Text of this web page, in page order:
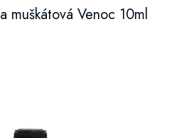
muškátová Venoc 10ml